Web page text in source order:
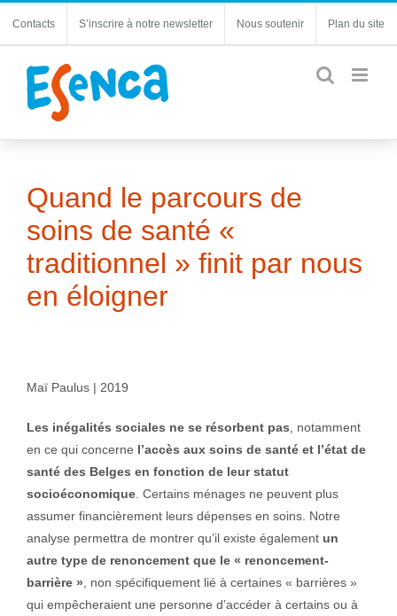
Contacts S’inscrire à notre newsletter Nous soutenir Plan du site
Quand le parcours de
soins de santé «
traditionnel » finit par nous
en éloigner
Maï Paulus | 2019
Les inégalités sociales ne se résorbent pas , notamment
en ce qui concerne l’accès aux soins de santé et l’état de
santé des Belges en fonction de leur statut
socioéconomique. Certains ménages ne peuvent plus
assumer financièrement leurs dépenses en soins. Notre
analyse permettra de montrer qu’il existe également un
autre type de renoncement que le « renoncement-
barrière » , non spécifiquement lié à certaines « barrières »
qui empêcheraient une personne d’accéder à certains ou à